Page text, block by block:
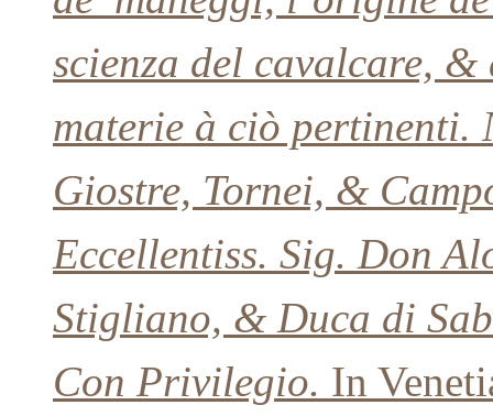
scienza del cavalcare,
materie à ciò
Giostre, Tornei, &
Eccellentiss. Sig. Don
Stigliano, & Duca di
Con Privilegio. In